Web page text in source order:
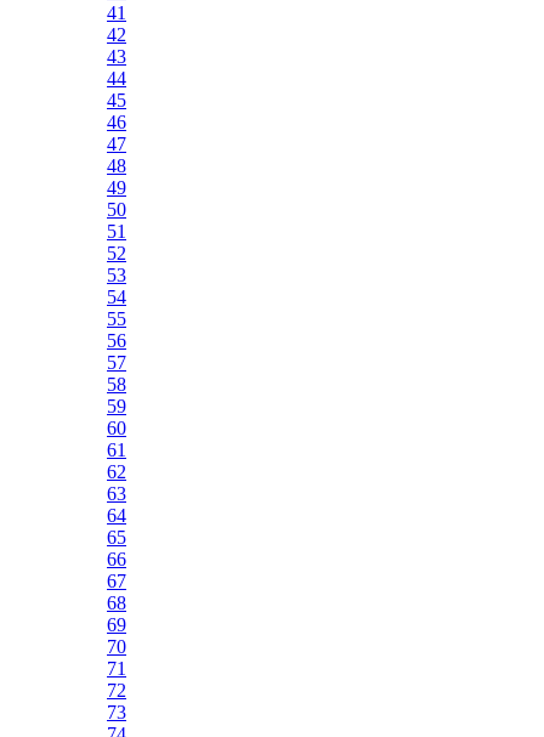
41
42
43
44
45
46
47
48
49
50
51
52
53
54
55
56
57
58
59
60
61
62
63
64
65
66
67
68
69
70
71
72
73